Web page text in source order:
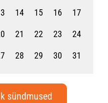
14 15 16 17
21 22 23 24
28 29 30 31
sündmused